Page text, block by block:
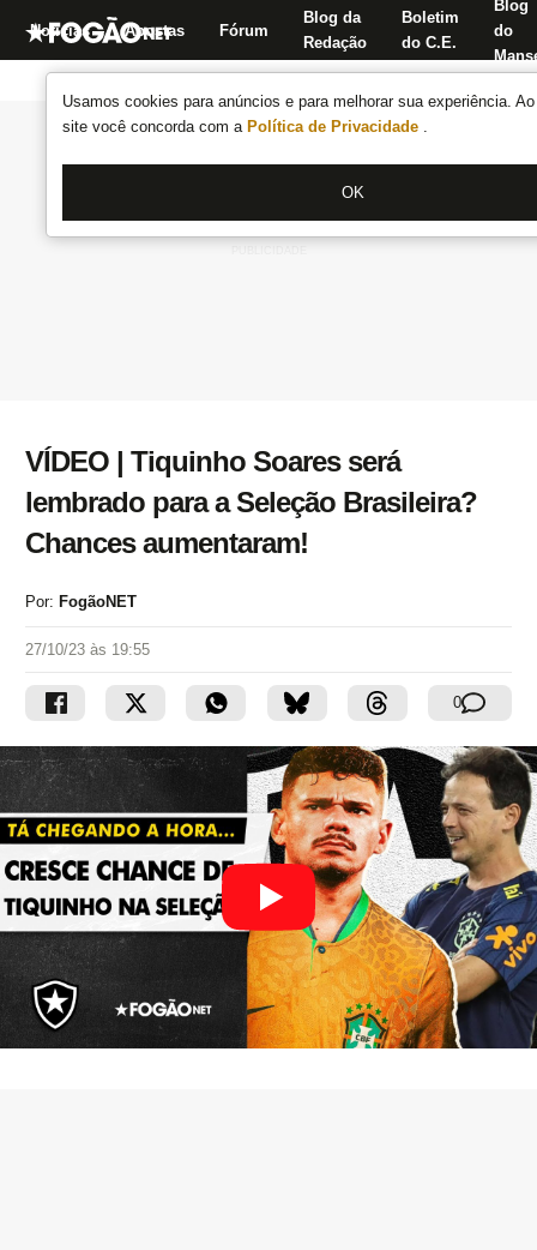
Usamos cookies para anúncios e para melhorar sua experiência.
site você concorda com a Política de Privacidade .
OK
Notícias Apostas Fórum
Blog da
Redação
Boletim
do C.E.
Blog
do
VÍDEO | Tiquinho Soares será
lembrado para a Seleção Brasileira?
Chances aumentaram!
Por: FogãoNET
27/10/23 às 19:55
0